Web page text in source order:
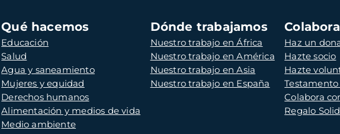
Qué hacemos
Educación
Salud
Agua y saneamiento
Mujeres y equidad
Derechos humanos
Alimentación y medios de vida
Medio ambiente
Dónde trabajamos
Nuestro trabajo en África
Nuestro trabajo en América
Nuestro trabajo en Asia
Nuestro trabajo en España
Colabora
Haz un
Hazte socio
Hazte
Colabora
Regalo